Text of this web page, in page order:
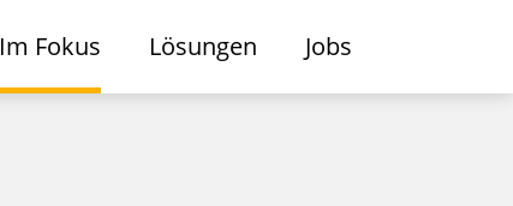
Im Fokus Lösungen Jobs